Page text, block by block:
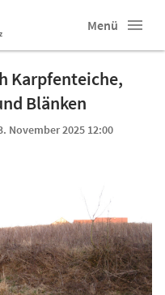
Menü
Karpfenteiche,
Blänken
November 2025 12:00